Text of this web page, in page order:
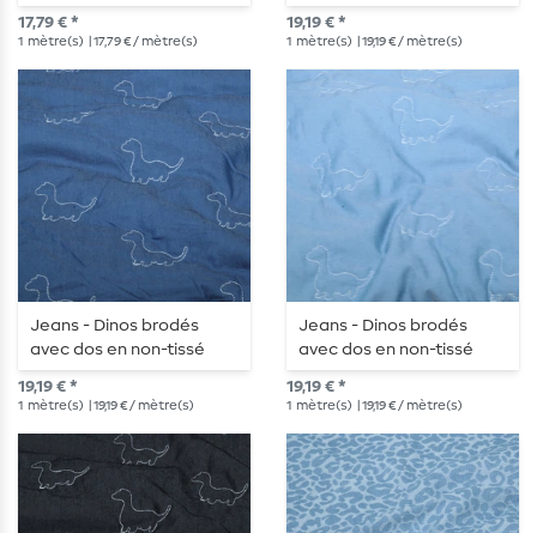
Foncé
17,79 € *
1 mètre(s) | 17,79 € / mètre(s)
Bleu foncé
19,19 € *
1 mètre(s) | 19,19 € / mètre(s)
Jeans - Dinos brodés
avec dos en non-tissé
Bleu moyen
19,19 € *
1 mètre(s) | 19,19 € / mètre(s)
Jeans - Dinos brodés
avec dos en non-tissé
Bleu clair
19,19 € *
1 mètre(s) | 19,19 € / mètre(s)